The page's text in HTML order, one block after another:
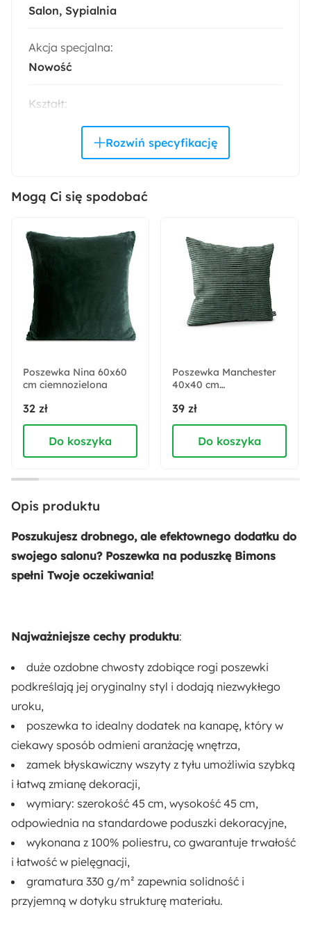
Salon Sypialnia
Akcja specjalna:
Nowość
Kształt:
Kwadratowy
Wymiary poszewki na poduszkę:
Jednolity
Materiał:
Tkanina
Włókno syntetyczne
Sposób montażu:
Skład tkaniny:
Poliester
Wysokość:
45 cm
Szerokość:
45 cm
Liczba sztuk w zestawie:
1
Boho Nowoczesny Skandynawski
Montaż:
Do samodzielnego montażu
Rodzaj:
Stojący
Mogą Ci się spodobać
Poszewka Nina 60x60
cm ciemnozielona
32 zł
Do koszyka
Poszewka Manchester
40x40 cm
39 zł
Do koszyka
Opis produktu
Poszukujesz drobnego, ale efektownego dodatku do
swojego salonu? Poszewka na poduszkę Bimons
spełni Twoje oczekiwania!
Najważniejsze cechy produktu:
duże ozdobne chwosty zdobiące rogi poszewki
podkreślają jej oryginalny styl i dodają niezwykłego
uroku,
poszewka to idealny dodatek na kanapę, który w
ciekawy sposób odmieni aranżację wnętrza,
zamek błyskawiczny wszyty z tyłu umożliwia szybką
i łatwą zmianę dekoracji,
wymiary: szerokość 45 cm, wysokość 45 cm,
odpowiednia na standardowe poduszki dekoracyjne,
wykonana z 100% poliestru, co gwarantuje trwałość
i łatwość w pielęgnacji,
gramatura 330 g/m² zapewnia solidność i
przyjemną w dotyku strukturę materiału.